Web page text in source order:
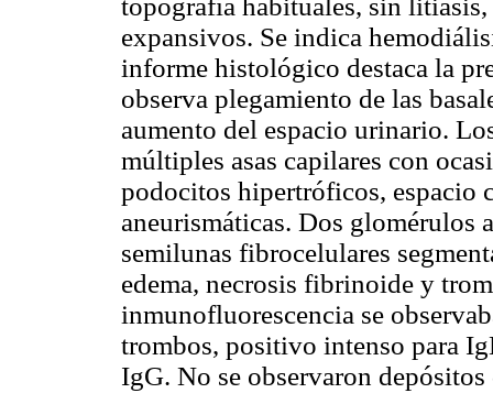
expansivos. Se indica
informe histológico destaca la
observa plegamiento de las
aumento del espacio urinario.
múltiples asas capilares con
podocitos hipertróficos, espacio
aneurismáticas. Dos glomérulos
semilunas fibrocelulares
edema, necrosis fibrinoide y
inmunofluorescencia se
trombos, positivo intenso para
IgG. No se observaron